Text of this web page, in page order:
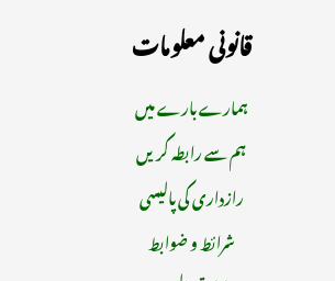
قانونی معلومات
ہمارے بارے میں
ہم سے رابطہ کریں
رازداری کی پالیسی
شرائط و ضوابط